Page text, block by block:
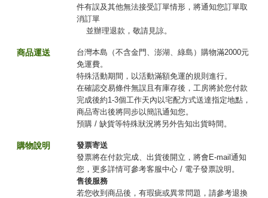
件有誤及其他無法接受訂單情形，將通知您訂單取
消訂單
並辦理退款，敬請見諒。
商品運送
台灣本島（不含金門、澎湖、綠島）購物滿2000元
免運費。
特殊活動期間，以活動滿額免運的規則進行。
在確認交易條件無誤且有庫存後，工房將於您付款
完成後約1-3個工作天內以宅配方式送達指定地點，
商品寄出後將同步以簡訊通知您。
預購 / 缺貨等特殊狀況將另外告知出貨時間。
購物說明
發票寄送
發票將在付款完成、出貨後開立，將會E-mail通知
您，更多詳情可參考客服中心 / 電子發票說明。
售後服務
若您收到商品後，有瑕疵或異常問題，請參考退換